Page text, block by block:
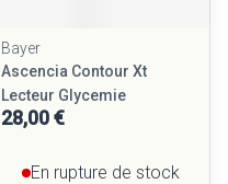
Bayer
Ascencia Contour Xt
Lecteur Glycemie
28,00 €
En rupture de stock